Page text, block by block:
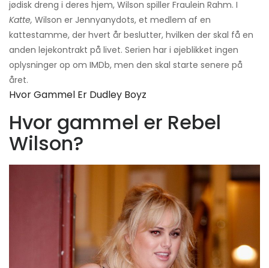
jødisk dreng i deres hjem, Wilson spiller Fraulein Rahm. I
Katte, Wilson er Jennyanydots, et medlem af en
kattestamme, der hvert år beslutter, hvilken der skal få en
anden lejekontrakt på livet. Serien har i øjeblikket ingen
oplysninger op om IMDb, men den skal starte senere på
året.
Hvor Gammel Er Dudley Boyz
Hvor gammel er Rebel
Wilson?